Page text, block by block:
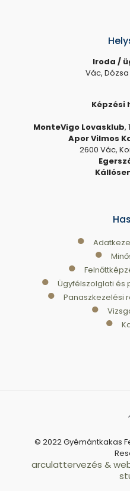
Iroda /
Vác,
Képzési
MonteVigo Lovasklub,
Apor Vilmos
2600 Vác,
●
●
●
● Ügyfélszolglati és
● Panaszkezelési
●
●
© 2022 Gyémántkakas
arculattervezés &